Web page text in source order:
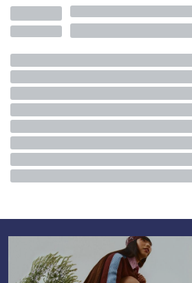
FRANCE
02 Juillet 2026
AUTEUR
nss staff
Le jury del'ANDAMs'est réuni le
Paris afin de désigner les lauréats
2026.Cette année, la
Alexandre Mattiussi,qui avait
distinction il y a treize ans, au début
pour choisir ceux qui écriront les
mode contemporaine.
Grand Prix ANDAM , doté de